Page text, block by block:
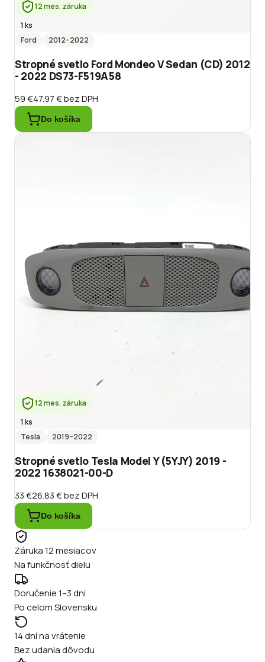
12 mes. záruka
1 ks
Ford
2012–2022
Stropné svetlo Ford Mondeo V Sedan (CD) 2012
- 2022 DS73-F519A58
59 €47.97 €bez DPH
Do košíka
12 mes. záruka
1 ks
Tesla
2019–2022
Stropné svetlo Tesla Model Y (5YJY) 2019 -
2022 1638021-00-D
33 €26.83 €bez DPH
Do košíka
Záruka 12 mesiacov
Na funkčnosť dielu
Doručenie 1–3 dni
Po celom Slovensku
14 dní na vrátenie
Bez udania dôvodu